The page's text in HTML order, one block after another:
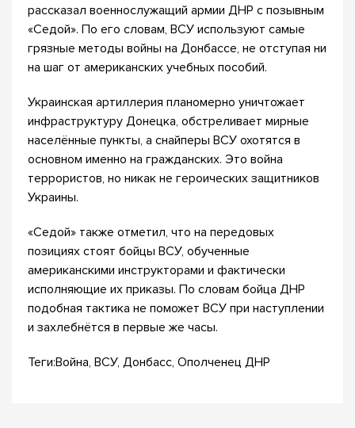
рассказал военнослужащий армии ДНР с позывным
«Седой». По его словам, ВСУ используют самые
грязные методы войны на Донбассе, не отступая ни
на шаг от американских учебных пособий.
Украинская артиллерия планомерно уничтожает
инфраструктуру Донецка, обстреливает мирные
населённые пункты, а снайперы ВСУ охотятся в
основном именно на гражданских. Это война
террористов, но никак не героических защитников
Украины.
«Седой» также отметил, что на передовых
позициях стоят бойцы ВСУ, обученные
американскими инструкторами и фактически
исполняющие их приказы. По словам бойца ДНР
подобная тактика не поможет ВСУ при наступлении
и захлебнётся в первые же часы.
Теги:Война, ВСУ, Донбасс, Ополченец ДНР